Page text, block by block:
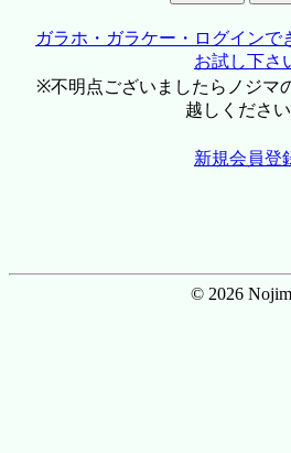
ガラホ・ガラケー・ログインで
お試し下さ
※不明点ございましたらノジマ
越しください
新規会員登
© 2026